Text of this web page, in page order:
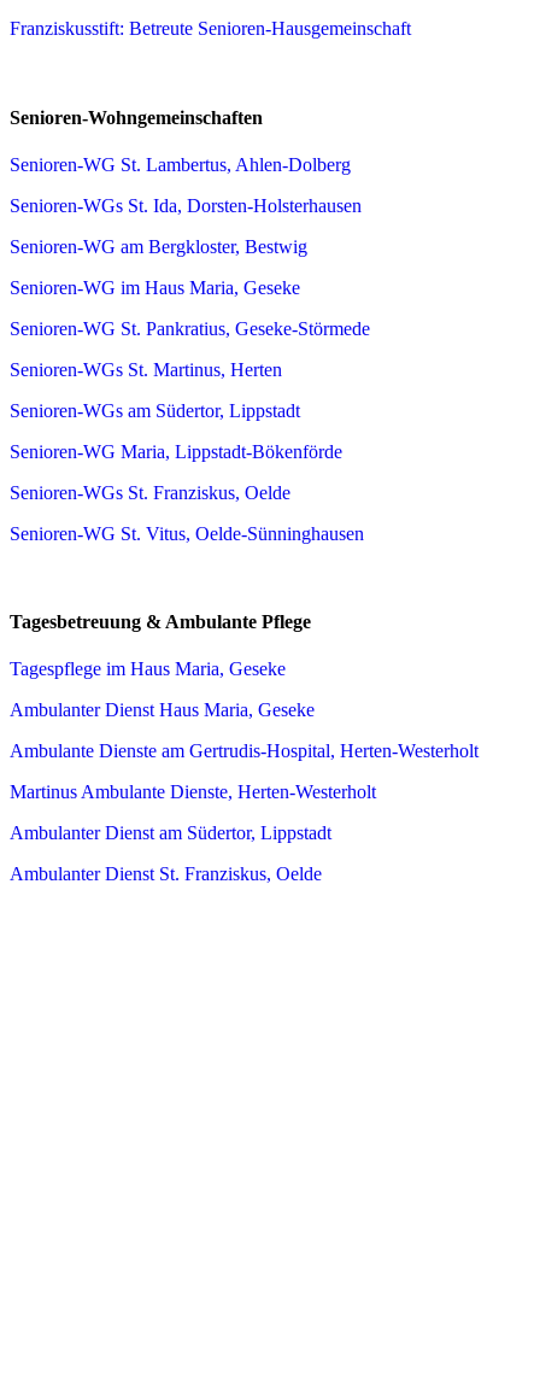
Franziskusstift: Betreute Senioren-Hausgemeinschaft
Senioren-Wohngemeinschaften
Senioren-WG St. Lambertus, Ahlen-Dolberg
Senioren-WGs St. Ida, Dorsten-Holsterhausen
Senioren-WG am Bergkloster, Bestwig
Senioren-WG im Haus Maria, Geseke
Senioren-WG St. Pankratius, Geseke-Störmede
Senioren-WGs St. Martinus, Herten
Senioren-WGs am Südertor, Lippstadt
Senioren-WG Maria, Lippstadt-Bökenförde
Senioren-WGs St. Franziskus, Oelde
Senioren-WG St. Vitus, Oelde-Sünninghausen
Tagesbetreuung & Ambulante Pflege
Tagespflege im Haus Maria, Geseke
Ambulanter Dienst Haus Maria, Geseke
Ambulante Dienste am Gertrudis-Hospital, Herten-Westerholt
Martinus Ambulante Dienste, Herten-Westerholt
Ambulanter Dienst am Südertor, Lippstadt
Ambulanter Dienst St. Franziskus, Oelde